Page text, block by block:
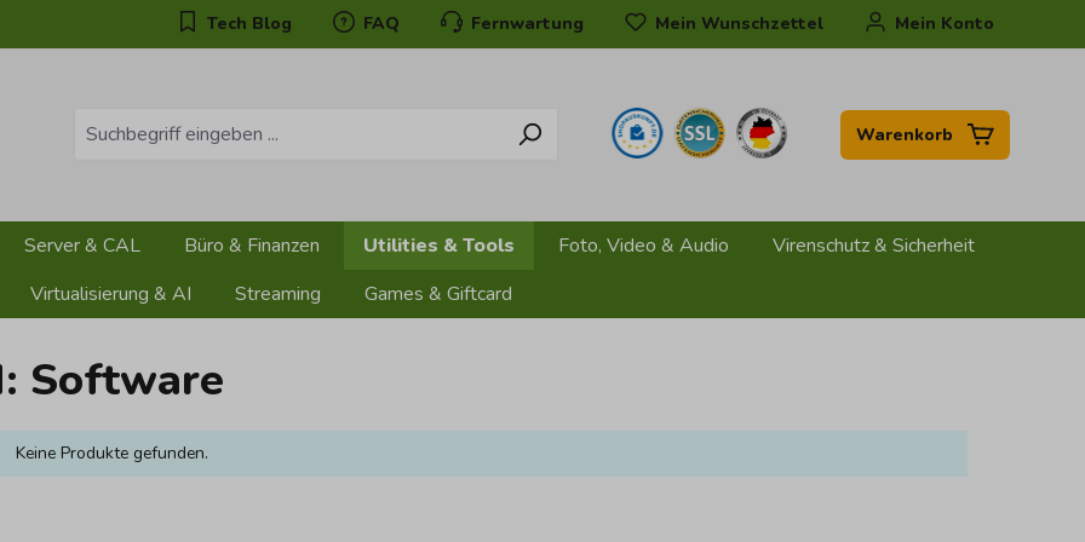
Tech Blog FAQ Fernwartung Mein Wunschzettel Mein Konto
Warenkorb
Server & CAL Büro & Finanzen Utilities & Tools Foto, Video & Audio
Virenschutz & Sicherheit
Virtualisierung & AI
Streaming Games & Giftcard
Software
Keine Produkte gefunden.